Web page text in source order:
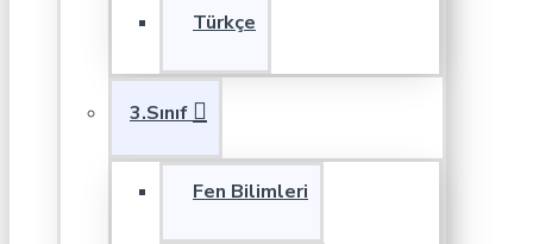
Türkçe
3.Sınıf
Fen Bilimleri